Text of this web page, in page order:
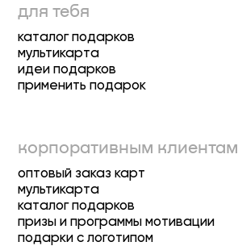
для тебя
каталог подарков
мультикарта
идеи подарков
применить подарок
корпоративным клиентам
оптовый заказ карт
мультикарта
каталог подарков
призы и программы мотивации
подарки с логотипом